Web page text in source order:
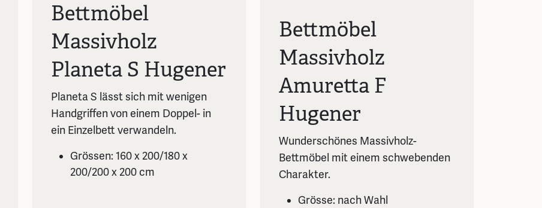
Bettmöbel
Massivholz
Planeta S Hugener
Planeta S lässt sich mit wenigen
Handgriffen von einem Doppel- in
ein Einzelbett verwandeln.
Grössen: 160 x 200/180 x
200/200 x 200 cm
Bettmöbel
Massivholz
Amuretta F
Hugener
Wunderschönes Massivholz-
Bettmöbel mit einem schwebenden
Charakter.
Grösse: nach Wahl